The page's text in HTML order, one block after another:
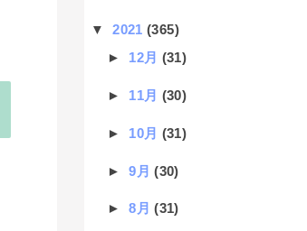
▼2021(365)
► 12月 (31)
► 11月 (30)
► 10月 (31)
►9月(30)
►8月(31)